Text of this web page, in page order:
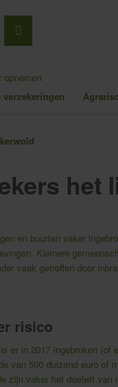
opnemen
verzekeringen
het
en buurten vaker
Kleinere
vaak getroffen door
risico
er in 2017 ingebroken (of
van 500 duizend euro of
zijn vaker het doelwit van